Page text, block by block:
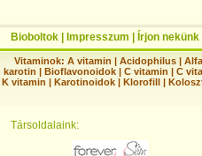
Bioboltok Impresszum Írjon nekünk
Vitaminok: A vitamin |Acidophilus |
karotin | Bioflavonoidok | C vitamin | C
K vitamin | Karotinoidok | Klorofill |
Társoldalaink: